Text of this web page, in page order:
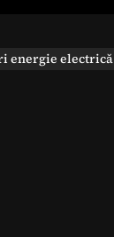
energie electrică